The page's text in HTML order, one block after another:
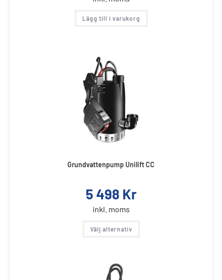
Lägg till i varukorg
Grundvattenpump Unilift CC
5 498 Kr
inkl. moms
Välj alternativ